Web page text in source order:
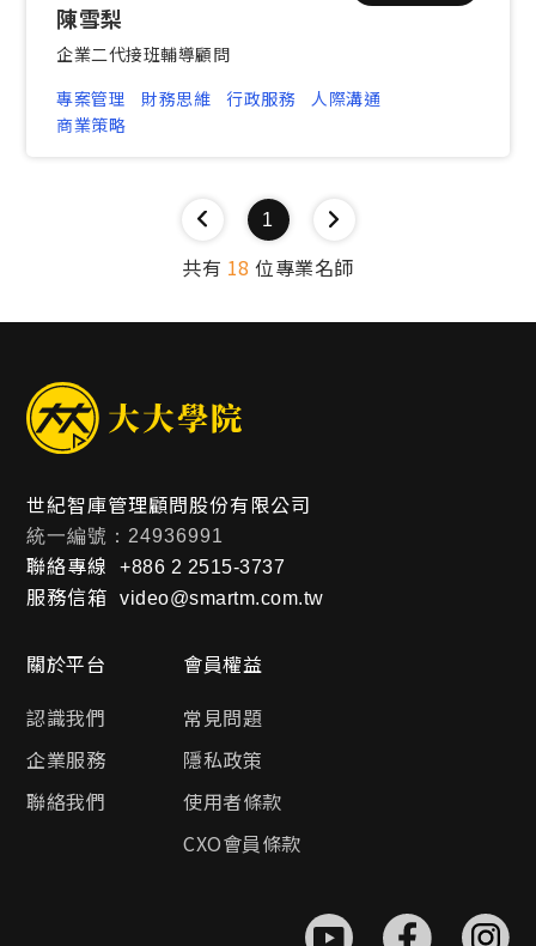
陳雪梨
企業二代接班輔導顧問
專案管理
財務思維 行政服務
人際溝通
商業策略
1
共有 18 位專業名師
世紀智庫管理顧問股份有限公司
統一編號：24936991
聯絡專線 +886 2 2515-3737
服務信箱 video@smartm.com.tw
關於平台
認識我們
企業服務
聯絡我們
會員權益
常見問題
隱私政策
使用者條款
CXO會員條款